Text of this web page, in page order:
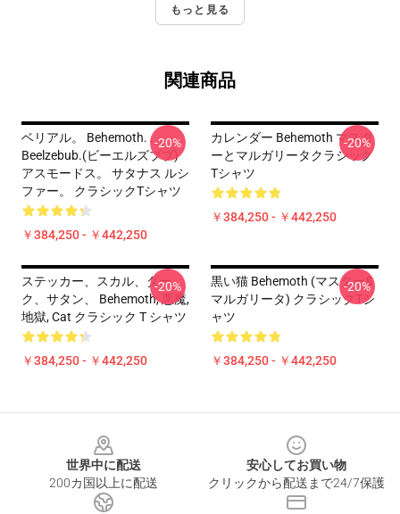
もっと見る
関連商品
ベリアル。 Behemoth. .
Beelzebub.(ビーエルズブブ)
アスモードス。 サタナス ルシ
ファー。 クラシックTシャツ
￥384,250 - ￥442,250
-20%
カレンダー Behemoth マスタ
ーとマルガリータクラシック
Tシャツ
￥384,250 - ￥442,250
-20%
ステッカー、スカル、ダー
ク、サタン、 Behemoth, 悪魔,
地獄, Cat クラシック T シャツ
￥384,250 - ￥442,250
-20%
黒い猫 Behemoth (マスター&
マルガリータ) クラシックTシ
ャツ
￥384,250 - ￥442,250
-20%
世界中に配送
200カ国以上に配送
安心してお買い物
クリックから配送まで24/7保護